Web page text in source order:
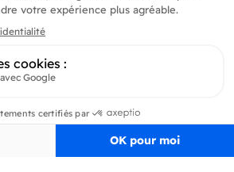
courant de toutes les dernières nouveautés de